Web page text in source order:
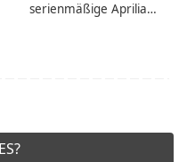
serienmäßige Aprilia…